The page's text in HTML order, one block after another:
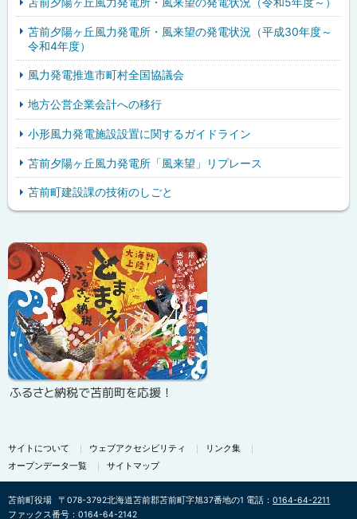
苫前夕陽ヶ丘風力発電所・風来望の発電状況（平成30年度～
令和4年度）
風力発電推進市町村全国協議会
地方公営企業会計への移行
小形風力発電施設設置に関するガイドライン
苫前夕陽ヶ丘風力発電所「風来望」リプレース
苫前町建設課の技術のしごと
サ
イ
ド
・
メ
ニ
ー
ッ
ク
ア
ッ
プ
ふるさと納税で苫前町を応援！
サイトについて ウェブアクセシビリティ
リンク集
オープンデータ一覧
サイトマップ
苫前町役場 〒078-3792北海道苫前郡苫前町字旭37番地の1 電話：0164-64-2211
ファックス番号：0164-64-2142